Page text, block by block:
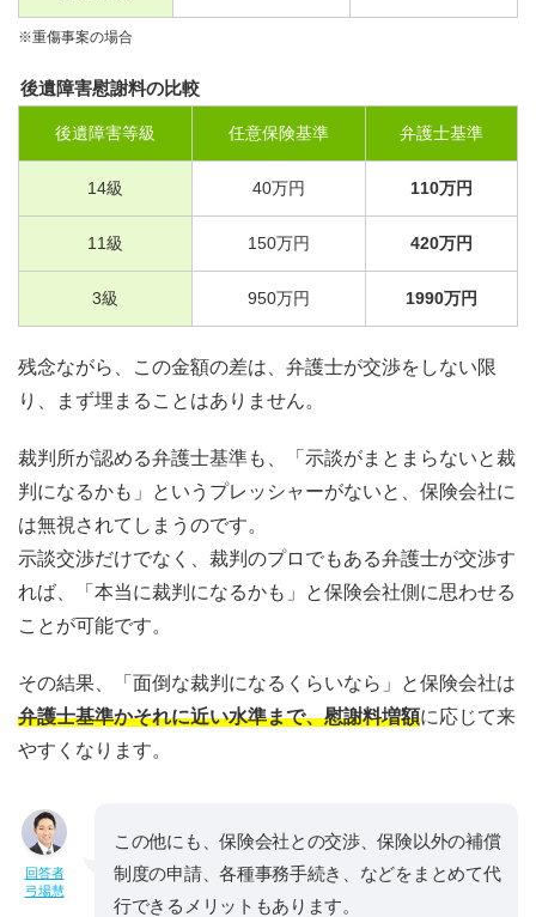
※重傷事案の場合
後遺障害慰謝料の比較
後遺障害等級 任意保険基準 弁護士基準
14級 40万円 110万円
11級 150万円 420万円
3級 950万円 1990万円
残念ながら、この金額の差は、弁護士が交渉をしない限
り、まず埋まることはありません。
裁判所が認める弁護士基準も、「示談がまとまらないと裁
判になるかも」というプレッシャーがないと、保険会社に
は無視されてしまうのです。
示談交渉だけでなく、裁判のプロでもある弁護士が交渉す
れば、「本当に裁判になるかも」と保険会社側に思わせる
ことが可能です。
その結果、「面倒な裁判になるくらいなら」と保険会社は
弁護士基準かそれに近い水準まで、慰謝料増額に応じて来
やすくなります。
回答者
弓場慧
この他にも、保険会社との交渉、保険以外の補償
制度の申請、各種事務手続き、などをまとめて代
行できるメリットもあります。